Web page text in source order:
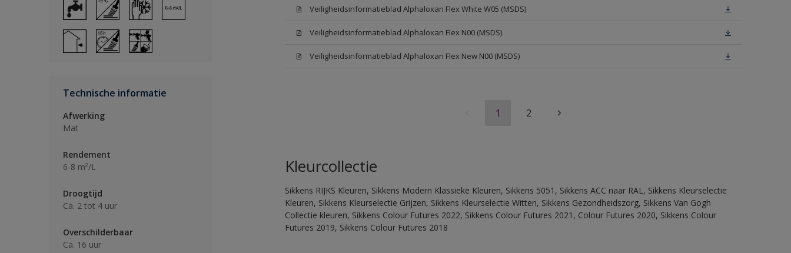
Technische informatie
Afwerking
Mat
Rendement
6-8 m²/L
Droogtijd
Ca. 2 tot 4 uur
Overschilderbaar
Ca. 16 uur
Veiligheidsinformatieblad Alphaloxan Flex White W05 (MSDS)
Veiligheidsinformatieblad Alphaloxan Flex N00 (MSDS)
Veiligheidsinformatieblad Alphaloxan Flex New N00 (MSDS)
1 2
Kleurcollectie
Sikkens RIJKS Kleuren, Sikkens Modern Klassieke Kleuren, Sikkens 5051, Sikkens ACC naar RAL, Sikkens Kleurselectie
Kleuren, Sikkens Kleurselectie Grijzen, Sikkens Kleurselectie Witten, Sikkens Gezondheidszorg, Sikkens Van Gogh
Collectie kleuren, Sikkens Colour Futures 2022, Sikkens Colour Futures 2021, Colour Futures 2020, Sikkens Colour
Futures 2019, Sikkens Colour Futures 2018